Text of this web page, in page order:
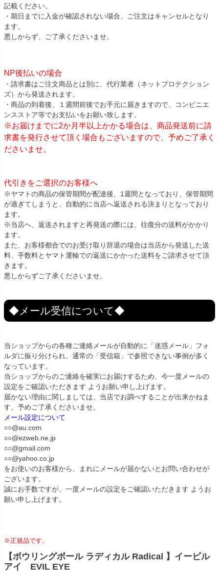
記載ください。
・期日までに入金が確認されない場合、ご注文はキャンセルとなり
ます。
悪しからず、ご了承くださいませ。
NP後払いの場合
・請求書はご注文商品とは別に、代行業者（ネットプロテクション
ズ）から発送されます。
・商品の到着後、１週間前後でお手元に届きますので、コンビニエ
ンスストア等でお支払いをお願い致します。
※お届けまでに2か月半以上かかる場合は、商品発送前に請
求書を発行させて頂く場合もございますので、予めご了承く
ださいませ。
代引きをご選択のお客様へ
※ヤマトの商品の保管期間が配達後、1週間となっており、保管期間
が過ぎてしまうと、自動的に当店へ返送される決まりとなっており
ます。
※当店へ、返送されますと再発送の際には、往復分の送料がかかり
ます。
また、お客様都合でのお受け取り辞退の場合は当店から発送した送
料、手数料とヤマト運輸での返送にかかった送料をご請求させて頂
きます。
悪しからずご了承くださいませ。
◆メール受信について◆
当ショップからの各種ご連絡メールが自動的に「迷惑メール」フォ
ルダに振り分けられ、通常の「受信箱」で参照できない事例が多く
なっています。
当ショップからのご連絡を確実にお届けするため、今一度メールの
設定をご確認いただきます ようお願い申し上げます。
届かない理由に関しましては、当店でお調べすることが出来かねま
す。予めご了承くださいませ。
メール設定について
○○@au.com
○○@ezweb.ne.jp
○○@gmail.com
○○@yahoo.co.jp
をお使いのお客様から、まれにメールが届かないとお問い合わせが
ございます。
誠にお手数ですが、一度メールの設定をご確認いただきます ようお
願い申し上げます。
※正規品です。
【ボウリングボール ラディカル Radical 】イービル
アイ EVIL EYE